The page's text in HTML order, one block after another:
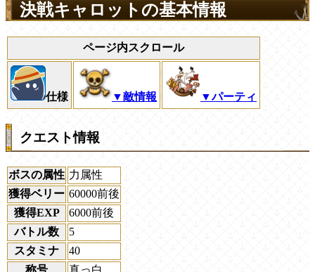
決戦キャロットの基本情報
ページ内スクロール
仕様 ▼敵情報 ▼パーティ
クエスト情報
ボスの属性 力属性
獲得ベリー 60000前後
獲得EXP
6000前後
バトル数
5
スタミナ
40
称号
真っ白